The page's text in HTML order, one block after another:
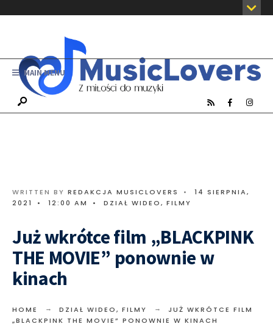
MAIN MENU
WRITTEN BY REDAKCJA MUSICLOVERS •
14 SIERPNIA,
2021
• 12:00 AM • DZIAŁ WIDEO, FILMY
Już wkrótce film „BLACKPINK
THE MOVIE” ponownie w
kinach
HOME DZIAŁ WIDEO, FILMY
JUŻ WKRÓTCE FILM
„BLACKPINK THE MOVIE” PONOWNIE W KINACH